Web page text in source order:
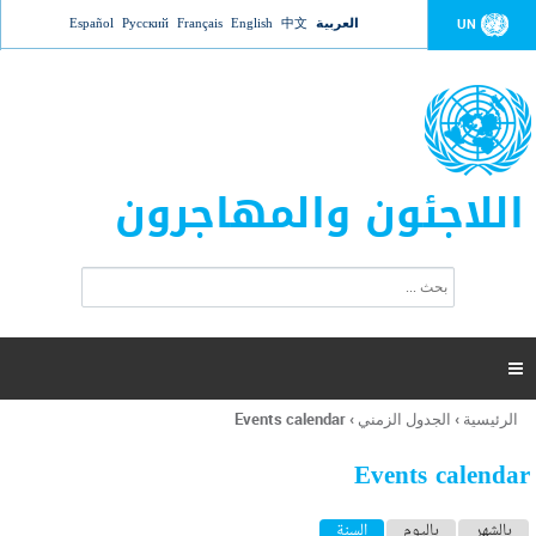
Jump to navigation UN العربية 中文
English
Français
Русский
Español
اللاجئون والمهاجرون
ت
ر
ل
ح
ب

أنت
هنا
الرئيسية › الجدول الزمني ›
Events calendar
Events calendar